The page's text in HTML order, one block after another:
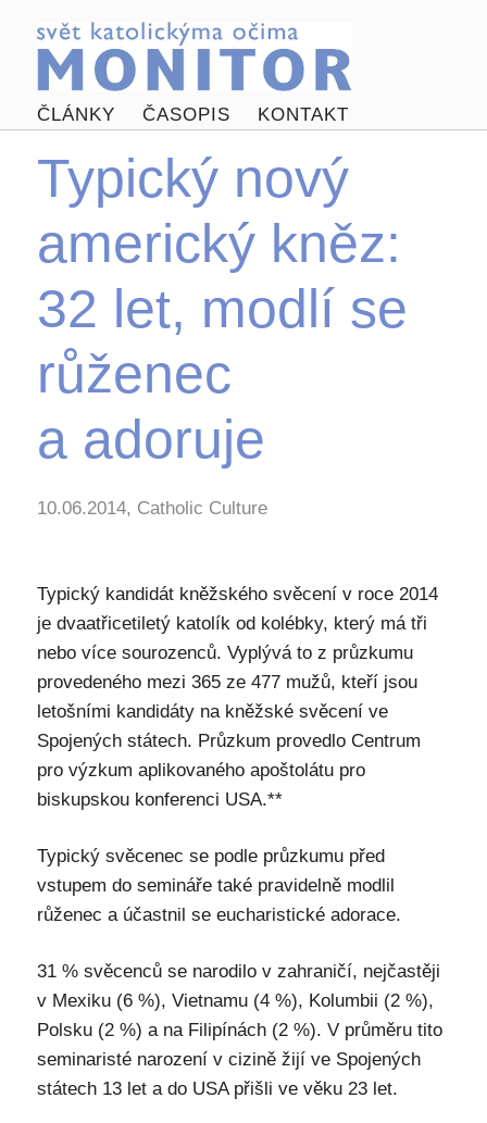
ČLÁNKY ČASOPIS KONTAKT
Typický nový
americký kněz:
32 let, modlí se
růženec
a adoruje
10.06.2014, Catholic Culture
Typický kandidát kněžského svěcení v roce 2014
je dvaatřicetiletý katolík od kolébky, který má tři
nebo více sourozenců. Vyplývá to z průzkumu
provedeného mezi 365 ze 477 mužů, kteří jsou
letošními kandidáty na kněžské svěcení ve
Spojených státech. Průzkum provedlo Centrum
pro výzkum aplikovaného apoštolátu pro
biskupskou konferenci USA.**
Typický svěcenec se podle průzkumu před
vstupem do semináře také pravidelně modlil
růženec a účastnil se eucharistické adorace.
31 % svěcenců se narodilo v zahraničí, nejčastěji
v Mexiku (6​​ %), Vietnamu (4 %), Kolumbii (2 %),
Polsku (2 %) a na Filipínách (2 %). V průměru tito
seminaristé narození v cizině žijí ve Spojených
státech 13 let a do USA přišli ve věku 23 let.